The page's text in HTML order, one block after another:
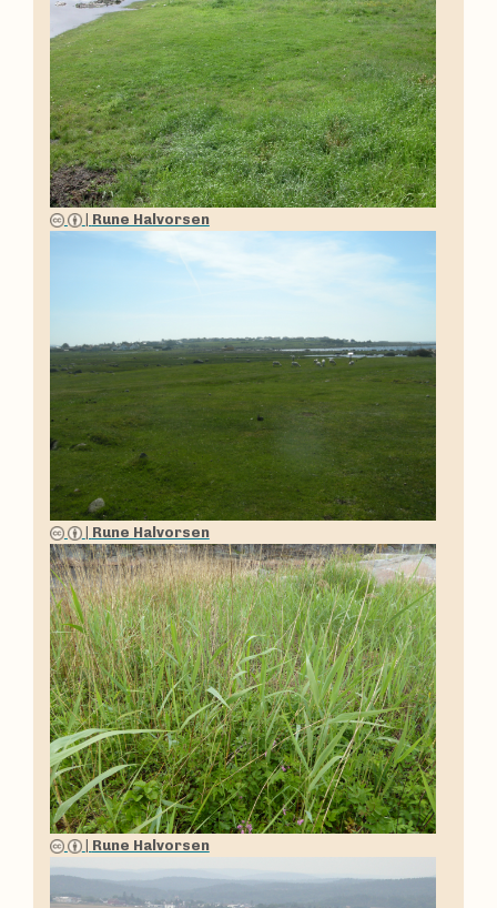
Rune Halvorsen
Rune Halvorsen
Rune Halvorsen